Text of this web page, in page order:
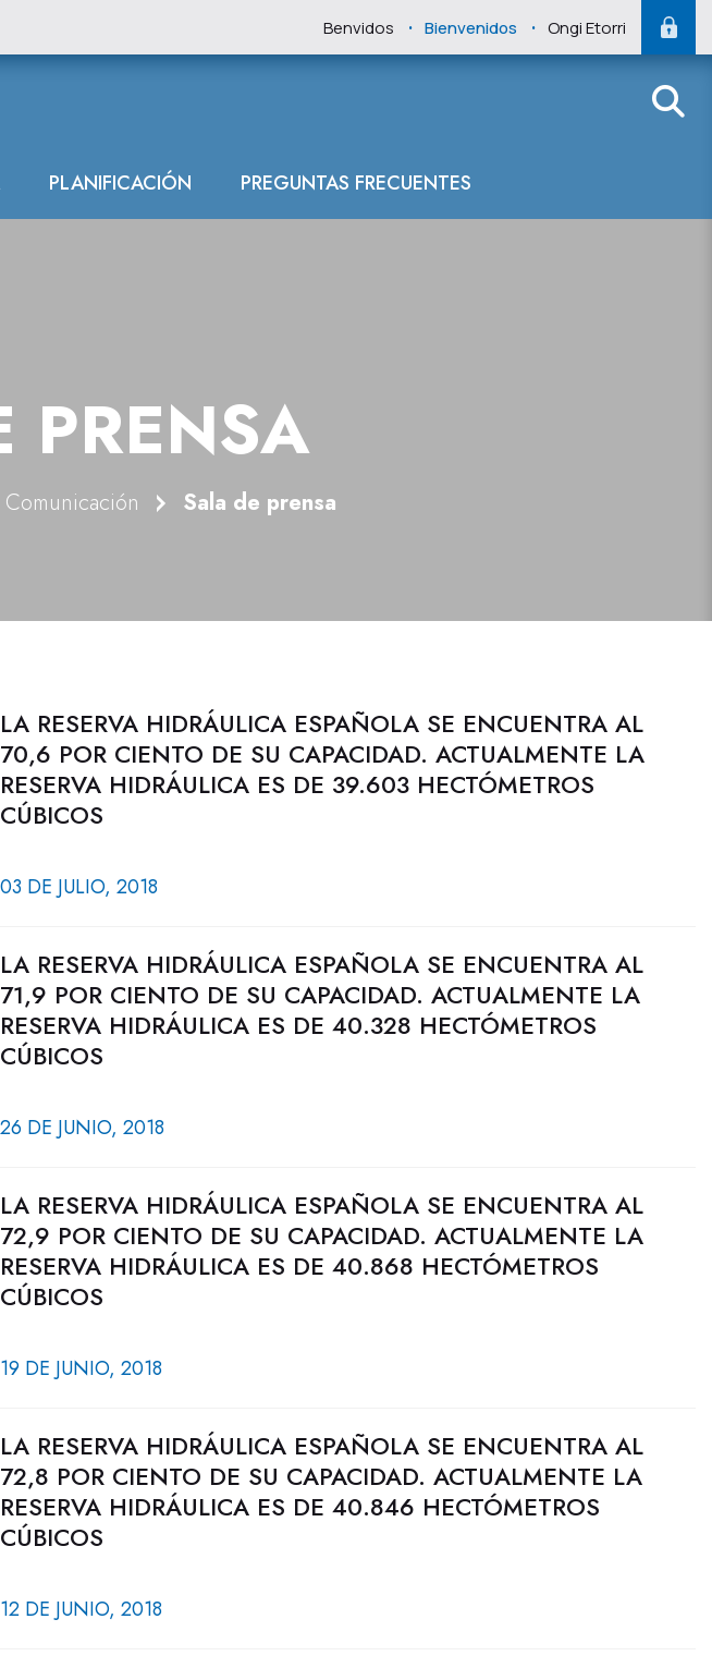
Benvidos . Bienvenidos . Ongi Etorri
PLANIFICACIÓN PREGUNTAS FRECUENTES
PRENSA
Comunicación Sala de prensa
LA RESERVA HIDRÁULICA ESPAÑOLA SE ENCUENTRA AL
70,6 POR CIENTO DE SU CAPACIDAD. ACTUALMENTE LA
RESERVA HIDRÁULICA ES DE 39.603 HECTÓMETROS
CÚBICOS
03 DE JULIO, 2018
LA RESERVA HIDRÁULICA ESPAÑOLA SE ENCUENTRA AL
71,9 POR CIENTO DE SU CAPACIDAD. ACTUALMENTE LA
RESERVA HIDRÁULICA ES DE 40.328 HECTÓMETROS
CÚBICOS
26 DE JUNIO, 2018
LA RESERVA HIDRÁULICA ESPAÑOLA SE ENCUENTRA AL
72,9 POR CIENTO DE SU CAPACIDAD. ACTUALMENTE LA
RESERVA HIDRÁULICA ES DE 40.868 HECTÓMETROS
CÚBICOS
19 DE JUNIO, 2018
LA RESERVA HIDRÁULICA ESPAÑOLA SE ENCUENTRA AL
72,8 POR CIENTO DE SU CAPACIDAD. ACTUALMENTE LA
RESERVA HIDRÁULICA ES DE 40.846 HECTÓMETROS
CÚBICOS
12 DE JUNIO, 2018